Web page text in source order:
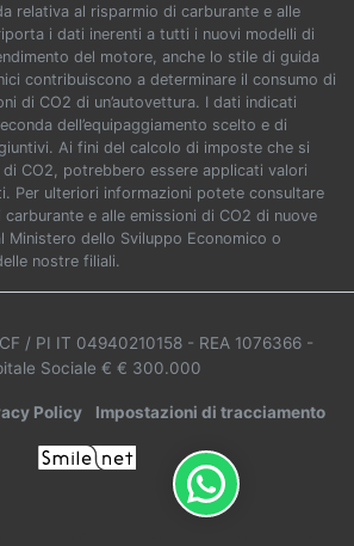
relativa al risparmio di carburante e alle
i dati inerenti a tutti i nuovi modelli di
del motore, anche lo stile di guida
contribuiscono a determinare il consumo di
di CO2 di un’autovettura. I dati indicati
dell’equipaggiamento scelto e di
Ai fini del calcolo di imposte che si
di CO2, potrebbero essere applicati valori
Per ulteriori informazioni potete consultare
carburante e alle emissioni di CO2 di nuove
Ministero dello Sviluppo Economico o
nostre filiali.
/ PI IT 04940210158 - REA 1076366 -
Sociale € € 300.000
Policy Impostazioni di tracciamento